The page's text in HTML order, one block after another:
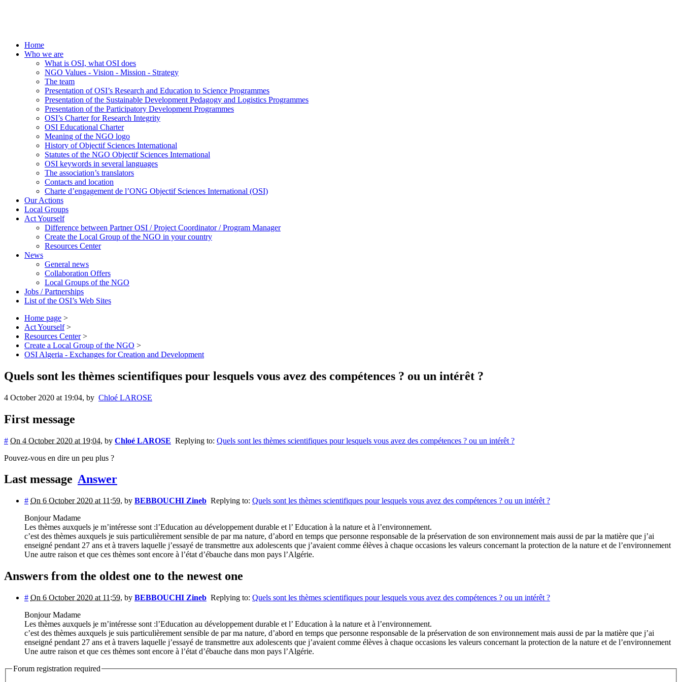
Home
Who we are
What is OSI, what OSI does
NGO Values - Vision - Mission - Strategy
The team
Presentation of OSI’s Research and Education to Science Programmes
Presentation of the Sustainable Development Pedagogy and Logistics Programmes
Presentation of the Participatory Development Programmes
OSI’s Charter for Research Integrity
OSI Educational Charter
Meaning of the NGO logo
History of Objectif Sciences International
Statutes of the NGO Objectif Sciences International
OSI keywords in several languages
The association’s translators
Contacts and location
Charte d’engagement de l’ONG Objectif Sciences International (OSI)
Our Actions
Local Groups
Act Yourself
Difference between Partner OSI / Project Coordinator / Program Manager
Create the Local Group of the NGO in your country
Resources Center
News
General news
Collaboration Offers
Local Groups of the NGO
Jobs / Partnerships
List of the OSI’s Web Sites
Home page >
Act Yourself >
Resources Center >
Create a Local Group of the NGO >
OSI Algeria - Exchanges for Creation and Development
Quels sont les thèmes scientifiques pour lesquels vous avez des compétences ? ou un intérêt ?
4 October 2020 at 19:04, by Chloé LAROSE
First message
# On 4 October 2020 at 19:04, by Chloé LAROSE Replying to: Quels sont les thèmes scientifiques pour lesquels vous avez des compétences ? ou un intérêt ?
Pouvez-vous en dire un peu plus ?
Last message Answer
# On 6 October 2020 at 11:59, by BEBBOUCHI Zineb Replying to: Quels sont les thèmes scientifiques pour lesquels vous avez des compétences ? ou un intérêt ?
Bonjour Madame
Les thèmes auxquels je m’intéresse sont :l’Education au développement durable et l’ Education à la nature et à l’environnement.
c’est des thèmes auxquels je suis particulièrement sensible de par ma nature, d’abord en temps que personne responsable de la préservation de son environnement mais aussi de par la matière que j’ai
enseigné pendant 27 ans et à travers laquelle j’essayé de transmettre aux adolescents que j’avaient comme élèves à chaque occasions les valeurs concernant la protection de la nature et de l’environnement
Une autre raison et que ces thèmes sont encore à l’état d’ébauche dans mon pays l’Algérie.
Answers from the oldest one to the newest one
# On 6 October 2020 at 11:59, by BEBBOUCHI Zineb Replying to: Quels sont les thèmes scientifiques pour lesquels vous avez des compétences ? ou un intérêt ?
Bonjour Madame
Les thèmes auxquels je m’intéresse sont :l’Education au développement durable et l’ Education à la nature et à l’environnement.
c’est des thèmes auxquels je suis particulièrement sensible de par ma nature, d’abord en temps que personne responsable de la préservation de son environnement mais aussi de par la matière que j’ai
enseigné pendant 27 ans et à travers laquelle j’essayé de transmettre aux adolescents que j’avaient comme élèves à chaque occasions les valeurs concernant la protection de la nature et de l’environnement
Une autre raison et que ces thèmes sont encore à l’état d’ébauche dans mon pays l’Algérie.
Forum registration required